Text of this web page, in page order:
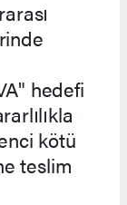
hedefi
kötü
teslim